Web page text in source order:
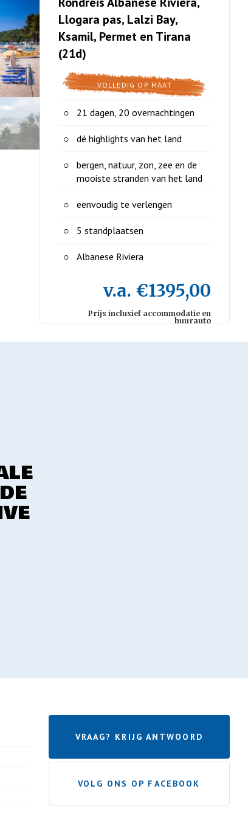
Llogara pas, Lalzi Bay,
Ksamil, Permet en Tirana
(21d)
VOLLEDIG OP MAAT
21 dagen, 20 overnachtingen
dé highlights van het land
bergen, natuur, zon, zee en de
mooiste stranden van het land
eenvoudig te verlengen
5 standplaatsen
Albanese Riviera
v.a. €1395,00
Prijs inclusief accommodatie en
huurauto
VRAAG? KRIJG ANTWOORD
VOLG ONS OP FACEBOOK